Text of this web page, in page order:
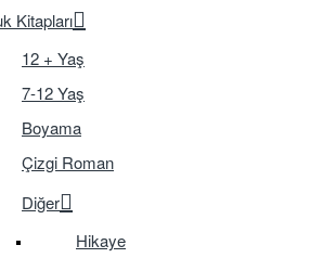
Kitapları
12 + Yaş
7-12 Yaş
Boyama
Çizgi Roman
Diğer
Hikaye